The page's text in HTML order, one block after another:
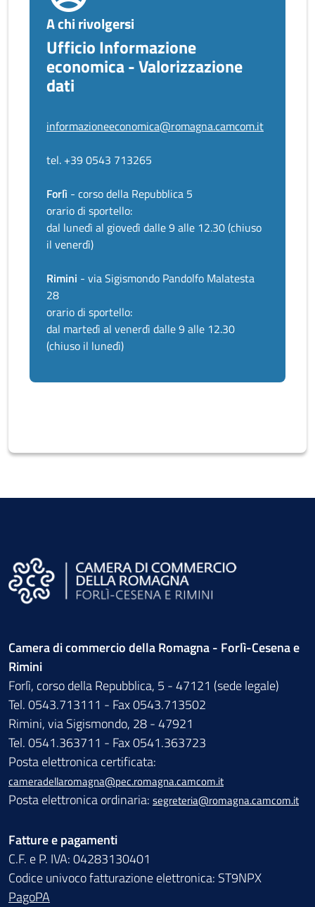
A chi rivolgersi
Ufficio Informazione
economica - Valorizzazione
dati
informazioneeconomica@romagna.camcom.it
tel. +39 0543 713265
Forlì - corso della Repubblica 5
orario di sportello:
dal lunedì al giovedì dalle 9 alle 12.30 (chiuso
il venerdì)
Rimini - via Sigismondo Pandolfo Malatesta
28
orario di sportello:
dal martedì al venerdì dalle 9 alle 12.30
(chiuso il lunedì)
Camera di commercio della Romagna - Forlì-Cesena e
Rimini
Forlì, corso della Repubblica, 5 - 47121 (sede legale)
Tel. 0543.713111 - Fax 0543.713502
Rimini, via Sigismondo, 28 - 47921
Tel. 0541.363711 - Fax 0541.363723
Posta elettronica certificata:
cameradellaromagna@pec.romagna.camcom.it
Posta elettronica ordinaria: segreteria@romagna.camcom.it
Fatture e pagamenti
C.F. e P. IVA: 04283130401
Codice univoco fatturazione elettronica: ST9NPX
PagoPA